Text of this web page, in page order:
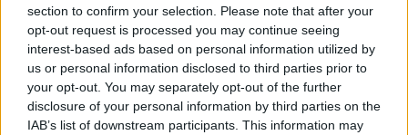
section to confirm your selection. Please note that after your
opt-out request is processed you may continue seeing
interest-based ads based on personal information utilized by
us or personal information disclosed to third parties prior to
your opt-out. You may separately opt-out of the further
disclosure of your personal information by third parties on the
IAB’s list of downstream participants. This information may
Nuomonės
Lygtinis paleidimas
seksualiniams
nusikaltėliams: sistema
randa argumentų, aukos
– neapsaugotos(3)
Nuomonės
Karybos ekspertai
Aurimas Navys ir
Mindaugas Sėjūnas: Kada
baigsis karas(1)